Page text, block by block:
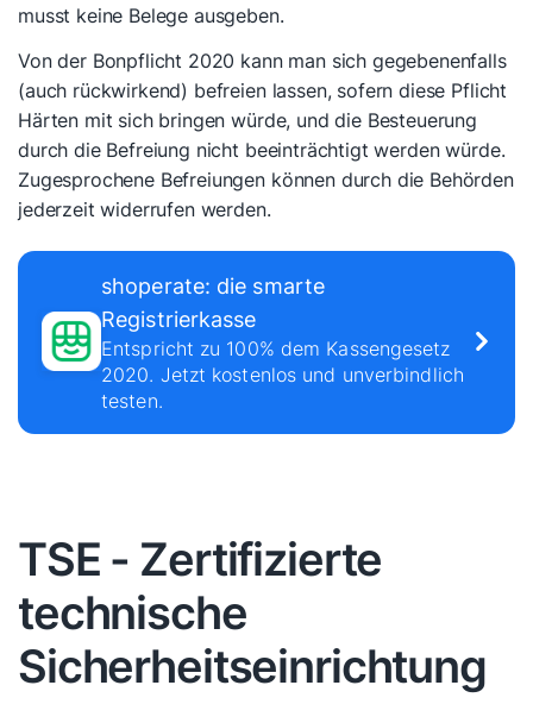
musst keine Belege ausgeben.
Von der Bonpflicht 2020 kann man sich gegebenenfalls
(auch rückwirkend) befreien lassen, sofern diese Pflicht
Härten mit sich bringen würde, und die Besteuerung
durch die Befreiung nicht beeinträchtigt werden würde.
Zugesprochene Befreiungen können durch die Behörden
jederzeit widerrufen werden.
shoperate: die smarte
Registrierkasse
Entspricht zu 100% dem Kassengesetz
2020. Jetzt kostenlos und unverbindlich
testen.
TSE - Zertifizierte
technische
Sicherheitseinrichtung